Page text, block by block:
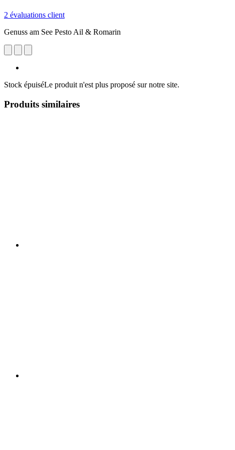
2 évaluations client
Genuss am See Pesto Ail & Romarin
Stock épuiséLe produit n'est plus proposé sur notre site.
Produits similaires